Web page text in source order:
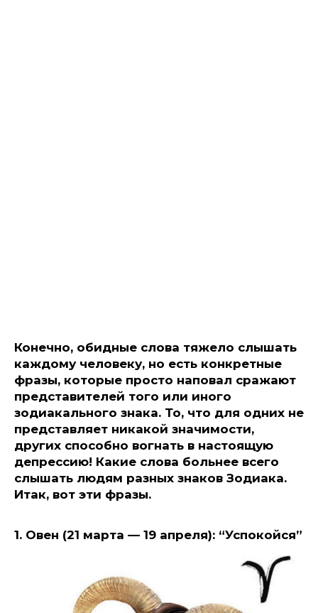
Конечно, обидные слова тяжело слышать
каждому человеку, но есть конкретные
фразы, которые просто наповал сражают
представителей того или иного
зодиакального знака. То, что для одних не
представляет никакой значимости,
других способно вогнать в настоящую
депрессию! Какие слова больнее всего
слышать людям разных знаков Зодиака.
Итак, вот эти фразы.
1. Овен (21 марта — 19 апреля): “Успокойся”